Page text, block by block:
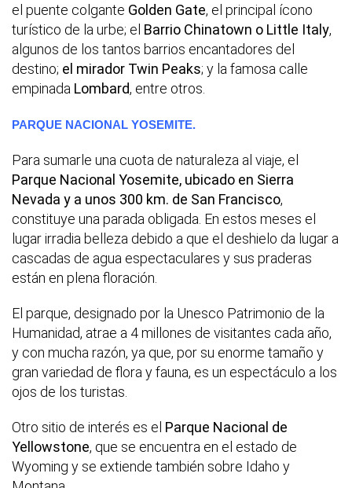
el puente colgante Golden Gate, el principal ícono
turístico de la urbe; el Barrio Chinatown o Little Italy,
algunos de los tantos barrios encantadores del
destino; el mirador Twin Peaks; y la famosa calle
empinada Lombard, entre otros.
PARQUE NACIONAL YOSEMITE.
Para sumarle una cuota de naturaleza al viaje, el
Parque Nacional Yosemite, ubicado en Sierra
Nevada y a unos 300 km. de San Francisco,
constituye una parada obligada. En estos meses el
lugar irradia belleza debido a que el deshielo da lugar a
cascadas de agua espectaculares y sus praderas
están en plena floración.
El parque, designado por la Unesco Patrimonio de la
Humanidad, atrae a 4 millones de visitantes cada año,
y con mucha razón, ya que, por su enorme tamaño y
gran variedad de flora y fauna, es un espectáculo a los
ojos de los turistas.
Otro sitio de interés es el Parque Nacional de
Yellowstone, que se encuentra en el estado de
Wyoming y se extiende también sobre Idaho y